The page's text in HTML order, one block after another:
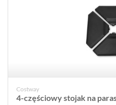
Costway
4-częściowy stojak na